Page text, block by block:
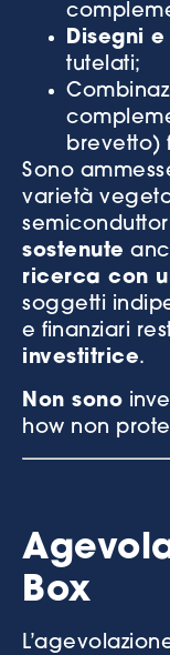
Disegni
tutelati;
brevetto)
Sono
varietà
sostenute
ricerca con
soggetti
e finanziari
investitrice.
Non sono
how non
Box